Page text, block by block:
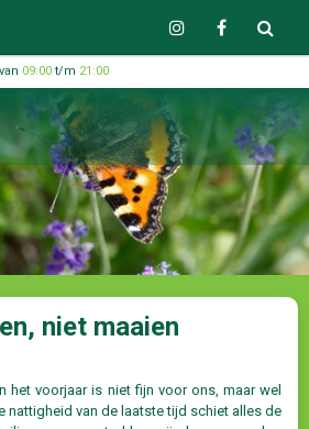
09:00 t/m 21:00
niet maaien
het voorjaar is niet fijn voor ons, maar wel
nattigheid van de laatste tijd schiet alles de